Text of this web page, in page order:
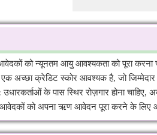
को न्यूनतम आयु आवश्यकता को पूरा करना
एक अच्छा क्रेडिट स्कोर आवश्यक है, जो जिम्मेदार
उधारकर्ताओं के पास स्थिर रोज़गार होना
आवेदकों को अपना ऋण आवेदन पूरा करने के लिए